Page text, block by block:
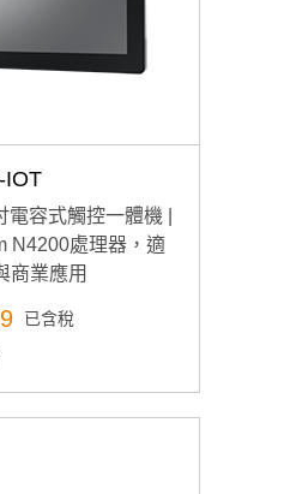
IOT
電容式觸控一體機 |
N4200處理器，適
商業應用
已含稅